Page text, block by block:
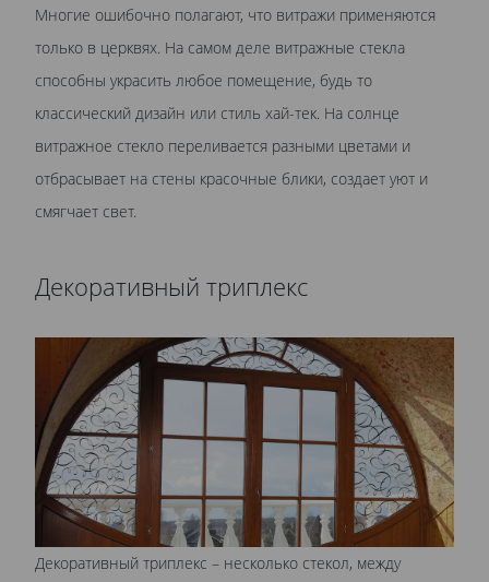
Многие ошибочно полагают, что витражи применяются
только в церквях. На самом деле витражные стекла
способны украсить любое помещение, будь то
классический дизайн или стиль хай-тек. На солнце
витражное стекло переливается разными цветами и
отбрасывает на стены красочные блики, создает уют и
смягчает свет.
Декоративный триплекс
Декоративный триплекс – несколько стекол, между